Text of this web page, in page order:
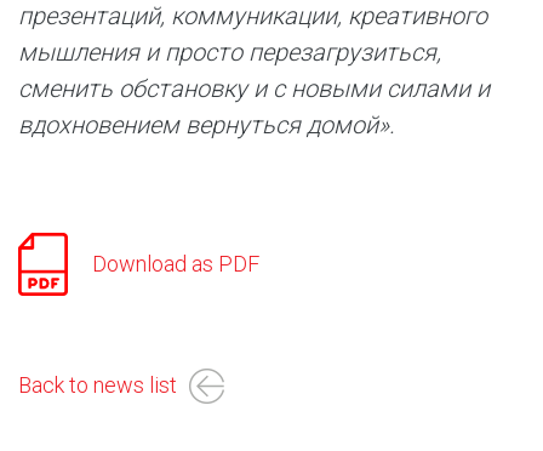
презентаций, коммуникации, креативного
мышления и просто перезагрузиться,
сменить обстановку и с новыми силами и
вдохновением вернуться домой».
Download as PDF
Back to news list